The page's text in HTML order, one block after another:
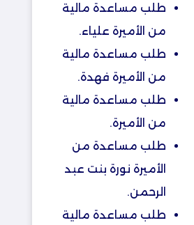
طلب مساعدة مالية
من الأميرة علياء.
طلب مساعدة مالية
من الأميرة فهدة.
طلب مساعدة مالية
من الأميرة.
طلب مساعدة من
الأميرة نورة بنت عبد
الرحمن.
طلب مساعدة مالية